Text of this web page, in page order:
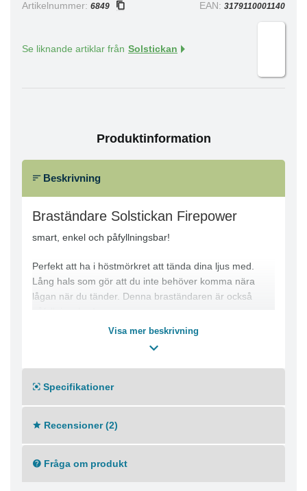
Artikelnummer: 6849 EAN: 3179110001140
Se liknande artiklar från Solstickan
Produktinformation
Beskrivning
Braständare Solstickan Firepower
smart, enkel och påfyllningsbar!
Perfekt att ha i höstmörkret att tända dina ljus med.
Lång hals som gör att du inte behöver komma nära
lågan när du tänder. Denna braständaren är också
Visa mer beskrivning
Specifikationer
Recensioner (2)
Fråga om produkt